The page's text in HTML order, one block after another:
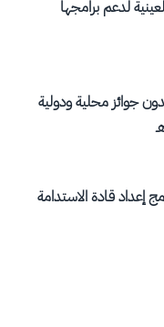
لدعم برامجها
جوائز محلية ودولية
إعداد قادة الاستدامة